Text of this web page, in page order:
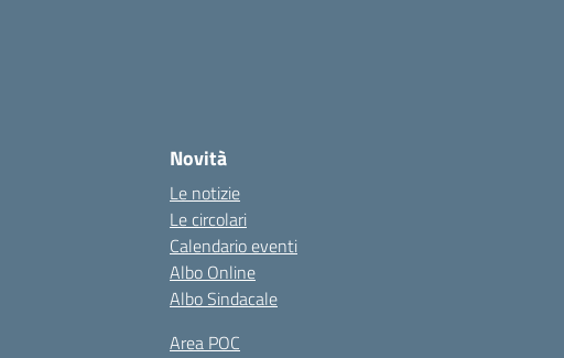
Novità
Le notizie
Le circolari
Calendario eventi
Albo Online
Albo Sindacale
Area POC